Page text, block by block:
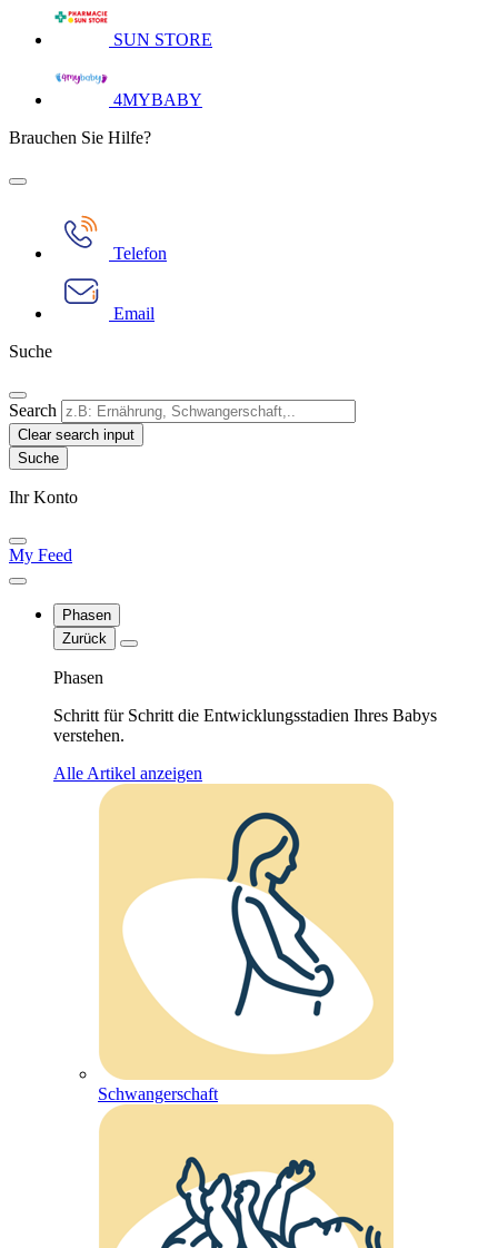
SUN STORE
4MYBABY
Brauchen Sie Hilfe?
Telefon
Email
Suche
Search
Clear search input
Ihr Konto​
My Feed
Phasen
Zurück
Phasen
Schritt für Schritt die Entwicklungsstadien Ihres Babys
verstehen.
Alle Artikel anzeigen
Schwangerschaft